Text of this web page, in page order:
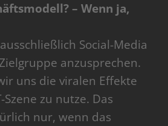
– Wenn ja,
Social-Media
anzusprechen.
uns die viralen Effekte
zu nutze. Das
nur, wenn das